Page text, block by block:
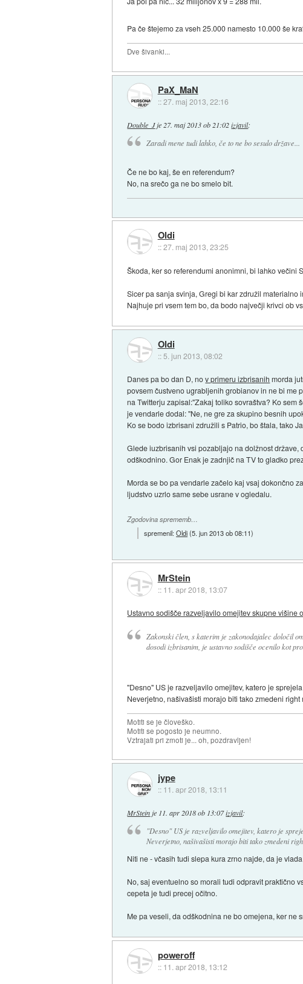
Pa če štejemo za vseh 25.000 namesto 10.000 še
Dve šivanki...
PaX_MaN
::27. maj 2013, 22:16
Double_Jje 27. maj 2013 ob 21:02 izjavil:
Zaradi mene tudi lahko, če to ne bo sesulo države...
Če ne bo kaj, še en referendum?
No, na srečo ga ne bo smelo bit.
Oldi
::27. maj 2013, 23:25
Škoda, ker so referendumi anonimni, bi lahko večini
Sicer pa sanja svinja, Gregi bi kar združil materialno
Najhuje pri vsem tem bo, da bodo največji krivci ob
Oldi
:: 5. jun 2013, 08:02
Danes pa bo dan D, nov primeru izbrisanih morda
povsem čustveno ugrabljenih grobianov in ne bi me
na Twitterju zapisal:"Zakaj toliko sovraštva? Ko sem
je vendarle dodal: "Ne, ne gre za skupino besnih
Ko se bodo izbrisani združili s Patrio, bo štala, tako
Glede iuzbrisanih vsi pozabljajo na dolžnost
odškodnino. Gor Enak je zadnjič na TV to gladko
Morda se bo pa vendarle začelo kaj vsaj dokončno
ljudstvo uzrlo same sebe usrane v ogledalu.
Zgodovina sprememb…
spremenil:Oldi(5. jun 2013 ob 08:11)
MrStein
:: 11. apr 2018, 13:07
Ustavno sodišče razveljavilo omejitev skupne višine
Zakonski člen, s katerim je zakonodajalec določil
dosodi izbrisanim, je ustavno sodišče ocenilo kot
"Desno" US je razveljavilo omejitev, katero je
Neverjetno, našivašisti morajo biti tako zmedeni right
Motiti se je človeško.
Motiti se pogosto je neumno.
Vztrajati pri zmoti je... oh, pozdravljen!
jype
:: 11. apr 2018, 13:11
MrStein je 11. apr 2018 ob 13:07izjavil:
"Desno" US je razveljavilo omejitev, katero je
Neverjetno, našivašisti morajo biti tako zmedeni
Niti ne - včasih tudi slepa kura zrno najde, da je
No, saj eventuelno so morali tudi odpravit praktično
cepeta je tudi precej očitno.
Me pa veseli, da odškodnina ne bo omejena, ker ne
poweroff
:: 11. apr 2018, 13:12